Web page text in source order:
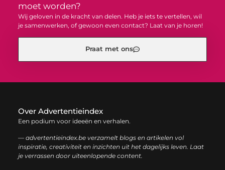
moet worden?
Wij geloven in de kracht van delen. Heb je iets te vertellen, wil
je samenwerken, of gewoon even contact? Laat van je horen!
Praat met ons
Over Advertentieindex
Een podium voor ideeën en verhalen.
— advertentieindex.be verzamelt blogs en artikelen vol
inspiratie, creativiteit en inzichten uit het dagelijks leven. Laat
je verrassen door uiteenlopende content.